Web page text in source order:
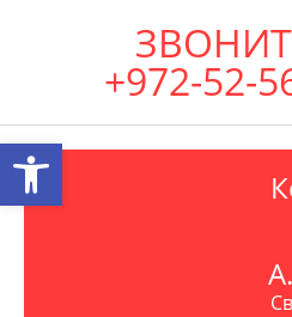
+972-52-
Открыть панель инструментов